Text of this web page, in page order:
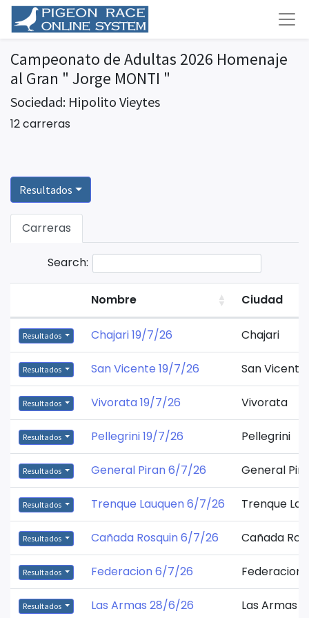
Campeonato de Adultas 2026 Homenaje
al Gran " Jorge MONTI "
Sociedad: Hipolito Vieytes
12 carreras
Resultados
Carreras
Search:
Nombre Ciudad
Resultados Chajari 19/7/26 Chajari
Resultados San Vicente 19/7/26 San Vicente
Resultados Vivorata 19/7/26 Vivorata
Resultados Pellegrini 19/7/26 Pellegrini
Resultados General Piran 6/7/26 General
Resultados Trenque Lauquen 6/7/26 Trenque
Resultados Cañada Rosquin 6/7/26 Cañada
Resultados Federacion 6/7/26 Federacion
Resultados Las Armas 28/6/26 Las Armas